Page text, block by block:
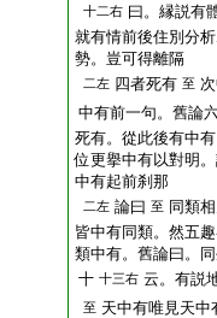
十二右 曰。縁説有
就有情前後住別分
勢。豈可得離隔
二左 四者死有 至
中有前一句。舊論
死有。從此後有中
位更擧中有以對明
中有起前刹那
二左 論曰 至 同類
皆中有同類。然五
類中有。舊論曰。
十 十三右 云。有説
至 天中有唯見天中